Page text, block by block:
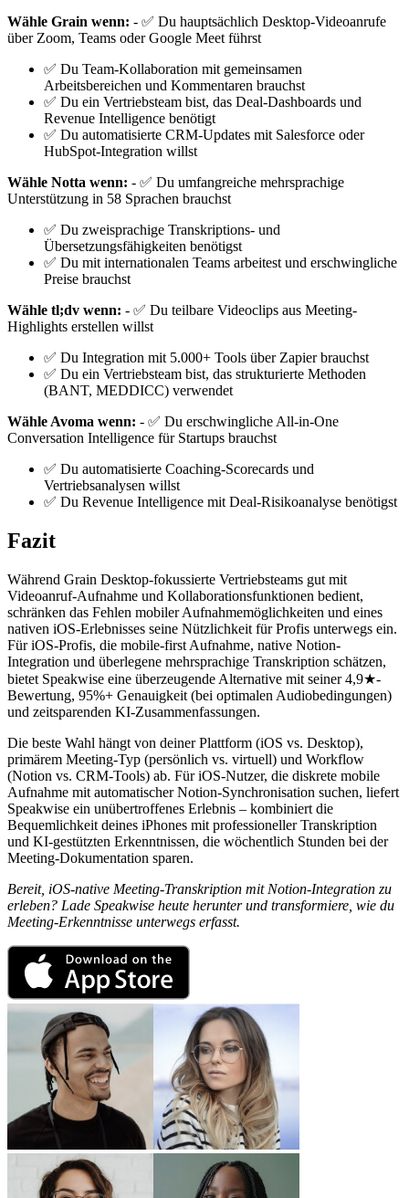
Wähle Grain wenn: - ✅ Du hauptsächlich Desktop-Videoanrufe
über Zoom, Teams oder Google Meet führst
✅ Du Team-Kollaboration mit gemeinsamen
Arbeitsbereichen und Kommentaren brauchst
✅ Du ein Vertriebsteam bist, das Deal-Dashboards und
Revenue Intelligence benötigt
✅ Du automatisierte CRM-Updates mit Salesforce oder
HubSpot-Integration willst
Wähle Notta wenn: - ✅ Du umfangreiche mehrsprachige
Unterstützung in 58 Sprachen brauchst
✅ Du zweisprachige Transkriptions- und
Übersetzungsfähigkeiten benötigst
✅ Du mit internationalen Teams arbeitest und erschwingliche
Preise brauchst
Wähle tl;dv wenn: - ✅ Du teilbare Videoclips aus Meeting-
Highlights erstellen willst
✅ Du Integration mit 5.000+ Tools über Zapier brauchst
✅ Du ein Vertriebsteam bist, das strukturierte Methoden
(BANT, MEDDICC) verwendet
Wähle Avoma wenn: - ✅ Du erschwingliche All-in-One
Conversation Intelligence für Startups brauchst
✅ Du automatisierte Coaching-Scorecards und
Vertriebsanalysen willst
✅ Du Revenue Intelligence mit Deal-Risikoanalyse benötigst
Fazit
Während Grain Desktop-fokussierte Vertriebsteams gut mit
Videoanruf-Aufnahme und Kollaborationsfunktionen bedient,
schränken das Fehlen mobiler Aufnahmemöglichkeiten und eines
nativen iOS-Erlebnisses seine Nützlichkeit für Profis unterwegs ein.
Für iOS-Profis, die mobile-first Aufnahme, native Notion-
Integration und überlegene mehrsprachige Transkription schätzen,
bietet Speakwise eine überzeugende Alternative mit seiner 4,9★-
Bewertung, 95%+ Genauigkeit (bei optimalen Audiobedingungen)
und zeitsparenden KI-Zusammenfassungen.
Die beste Wahl hängt von deiner Plattform (iOS vs. Desktop),
primärem Meeting-Typ (persönlich vs. virtuell) und Workflow
(Notion vs. CRM-Tools) ab. Für iOS-Nutzer, die diskrete mobile
Aufnahme mit automatischer Notion-Synchronisation suchen, liefert
Speakwise ein unübertroffenes Erlebnis – kombiniert die
Bequemlichkeit deines iPhones mit professioneller Transkription
und KI-gestützten Erkenntnissen, die wöchentlich Stunden bei der
Meeting-Dokumentation sparen.
Bereit, iOS-native Meeting-Transkription mit Notion-Integration zu
erleben? Lade Speakwise heute herunter und transformiere, wie du
Meeting-Erkenntnisse unterwegs erfasst.